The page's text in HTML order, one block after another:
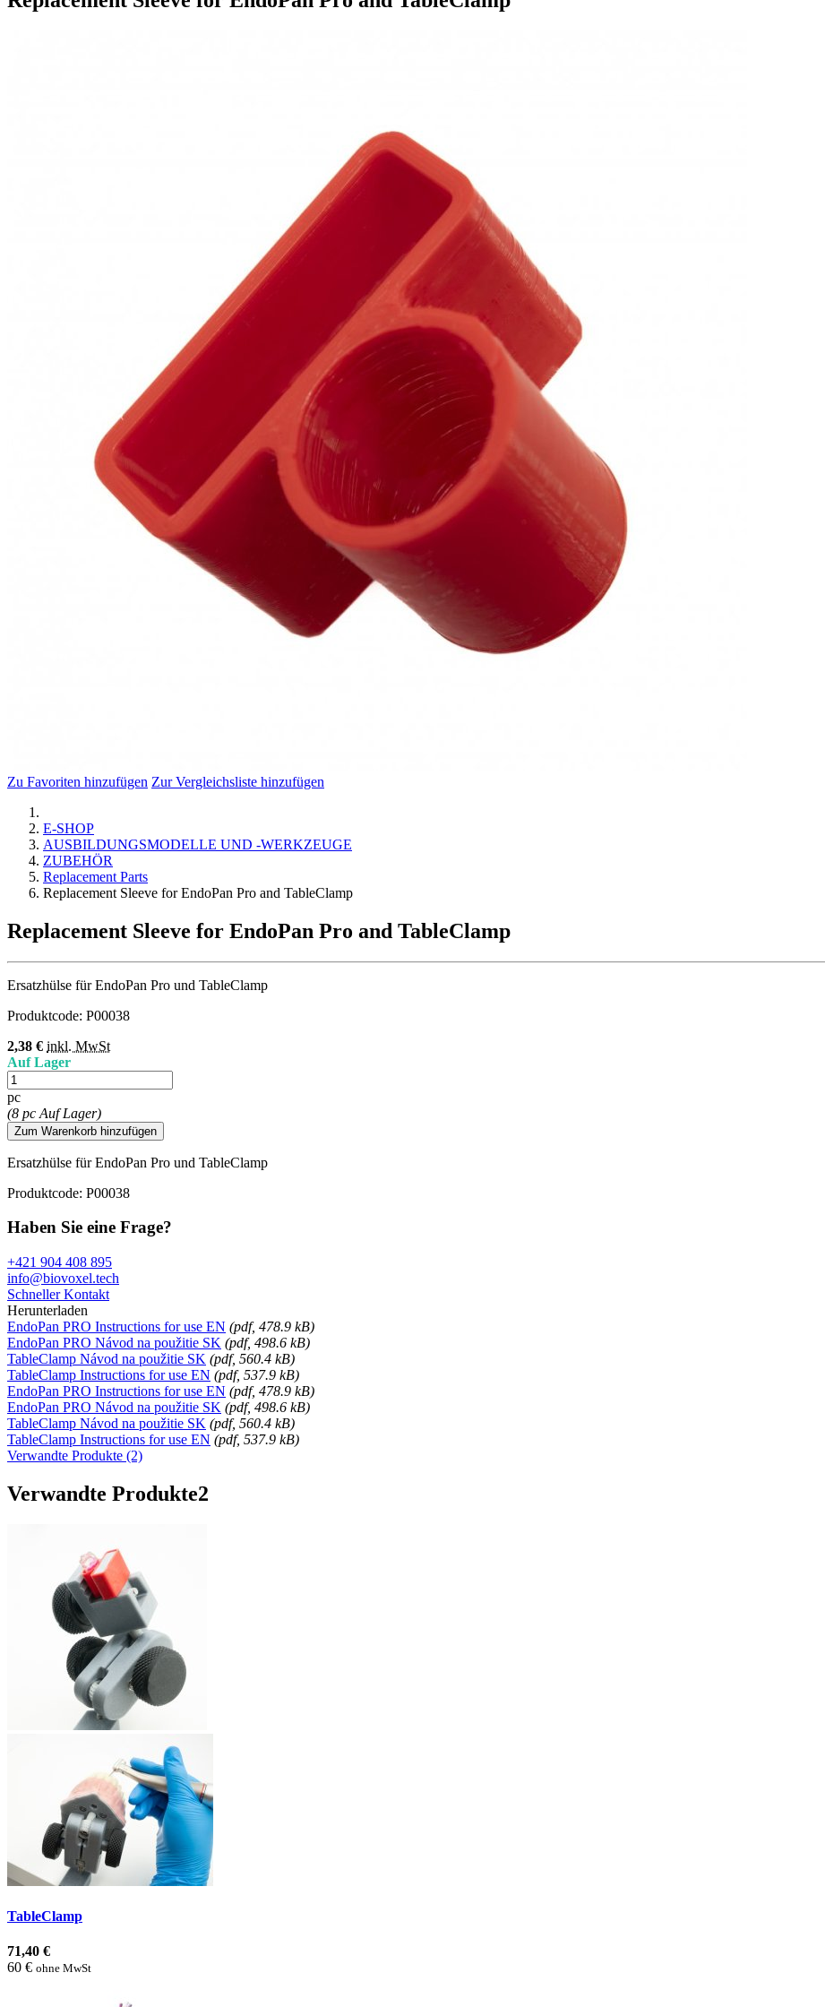
Zu Favoriten hinzufügen Zur Vergleichsliste hinzufügen
E-SHOP
AUSBILDUNGSMODELLE UND -WERKZEUGE
ZUBEHÖR
Replacement Parts
Replacement Sleeve for EndoPan Pro and TableClamp
Replacement Sleeve for EndoPan Pro and TableClamp
Ersatzhülse für EndoPan Pro und TableClamp
Produktcode: P00038
2,38 € inkl. MwSt
Auf Lager
pc
(8 pc Auf Lager)
Zum Warenkorb hinzufügen
Ersatzhülse für EndoPan Pro und TableClamp
Produktcode: P00038
Haben Sie eine Frage?
+421 904 408 895
info@biovoxel.tech
Schneller Kontakt
Herunterladen
EndoPan PRO Instructions for use EN (pdf, 478.9 kB)
EndoPan PRO Návod na použitie SK (pdf, 498.6 kB)
TableClamp Návod na použitie SK (pdf, 560.4 kB)
TableClamp Instructions for use EN (pdf, 537.9 kB)
EndoPan PRO Instructions for use EN (pdf, 478.9 kB)
EndoPan PRO Návod na použitie SK (pdf, 498.6 kB)
TableClamp Návod na použitie SK (pdf, 560.4 kB)
TableClamp Instructions for use EN (pdf, 537.9 kB)
Verwandte Produkte (2)
Verwandte Produkte2
TableClamp
71,40 €
60 € ohne MwSt